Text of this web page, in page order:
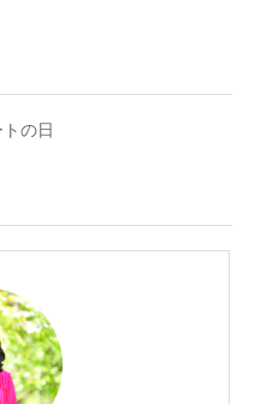
の日